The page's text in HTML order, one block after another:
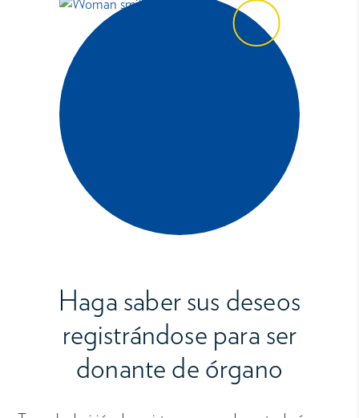
Haga saber sus deseos
registrándose para ser
donante de órgano